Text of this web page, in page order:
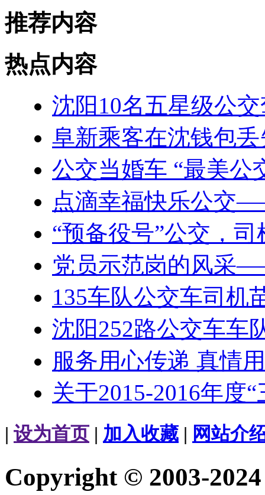
推荐内容
热点内容
沈阳10名五星级公
阜新乘客在沈钱包
公交当婚车 “最美公
点滴幸福快乐公交
“预备役号”公交，
党员示范岗的风采
135车队公交车司机
沈阳252路公交车车
服务用心传递 真情
关于2015-2016年度
| 设为首页 | 加入收藏 | 网站介
Copyright © 2003-